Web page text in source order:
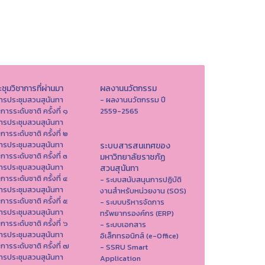
มวิชาการที่ผ่านมา
รประชุมสวนสุนันทา
ารระดับชาติ ครั้งที่ ๑
รประชุมสวนสุนันทา
ารระดับชาติ ครั้งที่ ๒
รประชุมสวนสุนันทา
ารระดับชาติ ครั้งที่ ๓
รประชุมสวนสุนันทา
ารระดับชาติ ครั้งที่ ๔
รประชุมสวนสุนันทา
ารระดับชาติ ครั้งที่ ๕
รประชุมสวนสุนันทา
ารระดับชาติ ครั้งที่ ๖
รประชุมสวนสุนันทา
ารระดับชาติ ครั้งที่ ๗
รประชุมสวนสุนันทา
ผลงานนวัตกรรม
- ผลงานนวัตกรรม ปี
2559-2565
ระบบสารสนเทศของ
มหาวิทยาลัยราชภัฏ
สวนสุนันทา
- ระบบสนับสนุนการปฏิบัติ
งานสำหรับหน่วยงาน (SOS)
- ระบบบริหารจัดการ
ทรัพยากรองค์กร (ERP)
- ระบบเอกสาร
อิเล็กทรอนิกส์ (e-Office)
- SSRU Smart
Application